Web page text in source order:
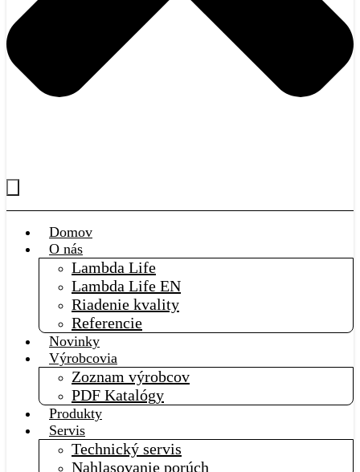
Domov
O nás
Lambda Life
Lambda Life EN
Riadenie kvality
Referencie
Novinky
Výrobcovia
Zoznam výrobcov
PDF Katalógy
Produkty
Servis
Technický servis
Nahlasovanie porúch